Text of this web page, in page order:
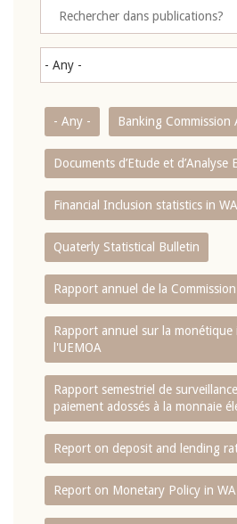
- Any - Banking Commission
Documents d’Etude et d’Analyse
Financial Inclusion statistics in
Quaterly Statistical Bulletin
Rapport annuel de la
Rapport annuel sur la monétique
l'UEMOA
Rapport semestriel de
paiement adossés à la monnaie
Report on deposit and lending
Report on Monetary Policy in